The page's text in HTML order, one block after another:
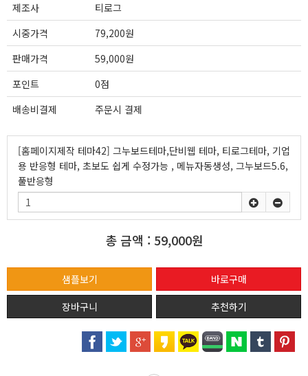
제조사
티로그
시중가격
79,200원
판매가격
59,000원
포인트
0점
배송비결제
주문시 결제
[홈페이지제작 테마42] 그누보드테마,단비웹 테마, 티로그테마, 기업
용 반응형 테마, 초보도 쉽게 수정가능 , 메뉴자동생성, 그누보드5.6,
풀반응형
총 금액 : 59,000원
샘플보기
추천하기